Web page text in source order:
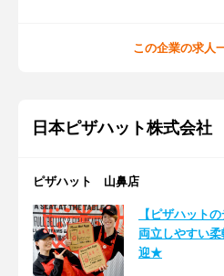
この企業の求人
日本ピザハット株式会社
ピザハット 山鼻店
【ピザハット
両立しやすい
迎★